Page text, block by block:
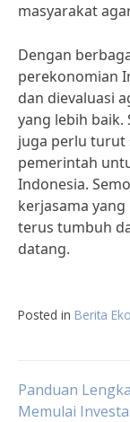
masyarakat
Dengan
perekonomian
dan dievaluasi
yang lebih baik.
juga perlu turut
pemerintah
Indonesia.
kerjasama
terus tumbuh
datang.
Posted in Berita
Post
Panduan
Memulai